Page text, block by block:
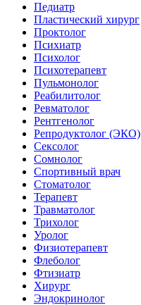
Педиатр
Пластический хирург
Проктолог
Психиатр
Психолог
Психотерапевт
Пульмонолог
Реабилитолог
Ревматолог
Рентгенолог
Репродуктолог (ЭКО)
Сексолог
Сомнолог
Спортивный врач
Стоматолог
Терапевт
Травматолог
Трихолог
Уролог
Физиотерапевт
Флеболог
Фтизиатр
Хирург
Эндокринолог